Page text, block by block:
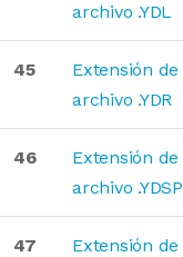
archivo .YDL
45
Extensión de
archivo .YDR
46
Extensión de
archivo .YDSP
47
Extensión de